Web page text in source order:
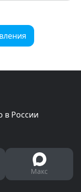
в России
Макс